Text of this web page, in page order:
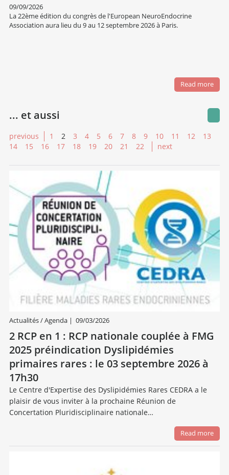
09/09/2026
La 22ème édition du congrès de l'European NeuroEndocrine
Association aura lieu du 9 au 12 septembre 2026 à Paris.
Read more
... et aussi
previous 1 2 3 4 5 6 7 8 9 10 11 12
13
14
15 16 17 18 19 20 21 22 next
Actualités / Agenda| 09/03/2026
2 RCP en 1 : RCP nationale couplée à FMG
2025 préindication Dyslipidémies
primaires rares : le 03 septembre 2026 à
17h30
Le Centre d'Expertise des Dyslipidémies Rares CEDRA a le
plaisir de vous inviter à la prochaine Réunion de
Concertation Pluridisciplinaire nationale…
Read more